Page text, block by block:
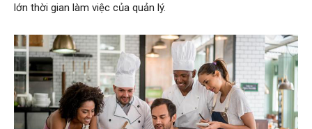
lớn thời gian làm việc của quản lý.